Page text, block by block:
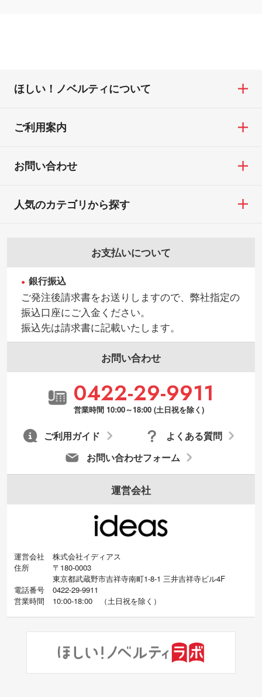
ほしい！ノベルティについて
ご利用案内
お問い合わせ
お支払いについて
銀行振込
ご発注後請求書をお送りしますので、弊社指定の
振込口座にご入金ください。
振込先は請求書に記載いたします。
お問い合わせ
0422-29-9911
営業時間 10:00～18:00 (土日祝を除く)
お問い合わせフォーム
よくある質問
ご利用ガイド
運営会社
運営会社
株式会社イディアス
住所
〒180-0003
東京都武蔵野市吉祥寺南町1-8-1 三井吉祥寺ビル4F
電話番号
0422-29-9911
営業時間
10:00-18:00 （土日祝を除く）
人気のカテゴリから探す